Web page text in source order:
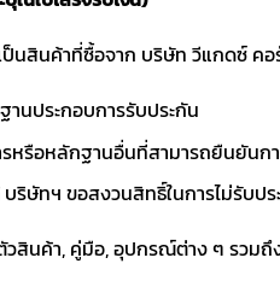
ป็นสินค้าที่ซื้อจาก บริษัท วีแกดซ์ คอ
านประกอบการรับประกัน
หรือหลักฐานอื่นที่สามารถยืนยัน
ริษัทฯ ขอสงวนสิทธิ์ในการไม่รับป
สินค้า, คู่มือ, อุปกรณ์ต่าง ๆ รว